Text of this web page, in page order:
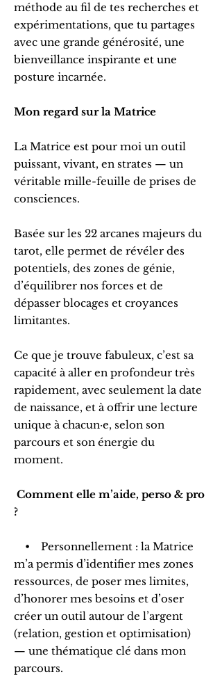
méthode au fil de tes recherches et
expérimentations, que tu partages
avec une grande générosité, une
bienveillance inspirante et une
posture incarnée.
Mon regard sur la Matrice
La Matrice est pour moi un outil
puissant, vivant, en strates — un
véritable mille-feuille de prises de
consciences.
Basée sur les 22 arcanes majeurs du
tarot, elle permet de révéler des
potentiels, des zones de génie,
d’équilibrer nos forces et de
dépasser blocages et croyances
limitantes.
Ce que je trouve fabuleux, c’est sa
capacité à aller en profondeur très
rapidement, avec seulement la date
de naissance, et à offrir une lecture
unique à chacun·e, selon son
parcours et son énergie du
moment.
Comment elle m’aide, perso & pro
?
• Personnellement : la Matrice
m’a permis d’identifier mes zones
ressources, de poser mes limites,
d’honorer mes besoins et d’oser
créer un outil autour de l’argent
(relation, gestion et optimisation)
— une thématique clé dans mon
parcours.